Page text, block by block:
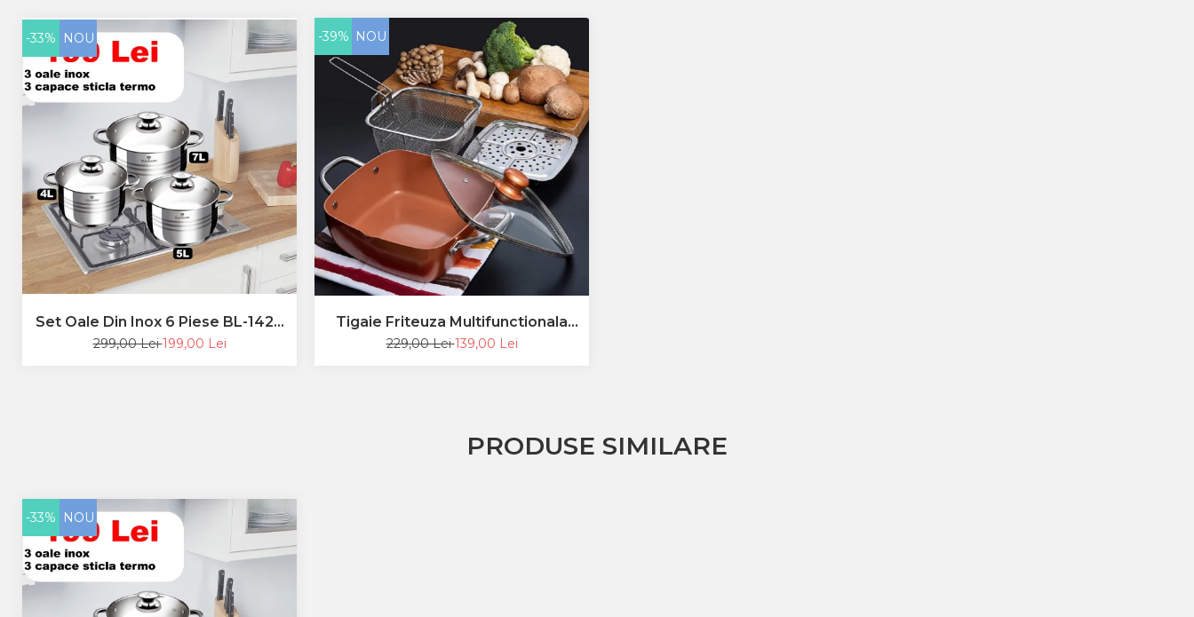
-33% NOU
Set Oale Din Inox 6 Piese BL-1424
BLAUMANN 4L, 5L, 7L, GAZ,
299,00 Lei199,00 Lei
-39% NOU
Tigaie Friteuza Multifunctionala
Copper Pan
229,00 Lei139,00 Lei
PRODUSE SIMILARE
-33% NOU